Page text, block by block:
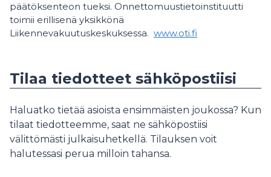
päätöksenteon tueksi. Onnettomuustietoinstituutti
toimii erillisenä yksikkönä
Liikennevakuutuskeskuksessa. www.oti.fi
Tilaa tiedotteet sähköpostiisi
Haluatko tietää asioista ensimmäisten joukossa? Kun
tilaat tiedotteemme, saat ne sähköpostiisi
välittömästi julkaisuhetkellä. Tilauksen voit
halutessasi perua milloin tahansa.